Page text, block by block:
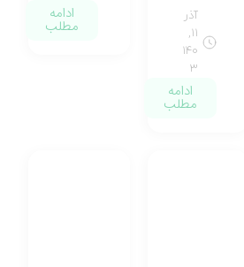
آذر
۱۱,
۱۴۰
۳
ادامه
مطلب
ادامه
مطلب